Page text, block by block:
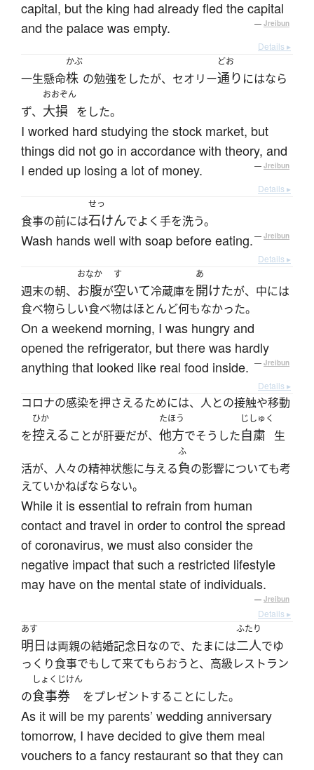
capital, but the king had already fled the capital
and the palace was empty.
— Jreibun
Details ▸
一生懸命
かぶ
株 の勉強をしたが、セオリー
どお
通り にはなら
ず、
おおぞん
大損 をした。
I worked hard studying the stock market, but
things did not go in accordance with theory, and
I ended up losing a lot of money.
— Jreibun
Details ▸
食事の前には
せっ
石けんでよく手を洗う。
Wash hands well with soap before eating. — Jreibun
Details ▸
週末の朝、
おなか
お腹が
す
空いて冷蔵庫を
あ
開けたが、中には
食べ物らしい食べ物はほとんど何もなかった。
On a weekend morning, I was hungry and
opened the refrigerator, but there was hardly
anything that looked like real food inside.
— Jreibun
Details ▸
コロナの感染を押さえるためには、人との接触や移動
を
ひか
控えることが肝要だが、
たほう
他方でそうした
じしゅく
自粛 生
活が、人々の精神状態に与える
ふ
負の影響についても考
えていかねばならない。
While it is essential to refrain from human
contact and travel in order to control the spread
of coronavirus, we must also consider the
negative impact that such a restricted lifestyle
may have on the mental state of individuals.
— Jreibun
Details ▸
あす
明日は両親の結婚記念日なので、たまには
ふたり
二人でゆ
っくり食事でもして来てもらおうと、高級レストラン
の
しょくじけん
食事券 をプレゼントすることにした。
As it will be my parents’ wedding anniversary
tomorrow, I have decided to give them meal
vouchers to a fancy restaurant so that they can